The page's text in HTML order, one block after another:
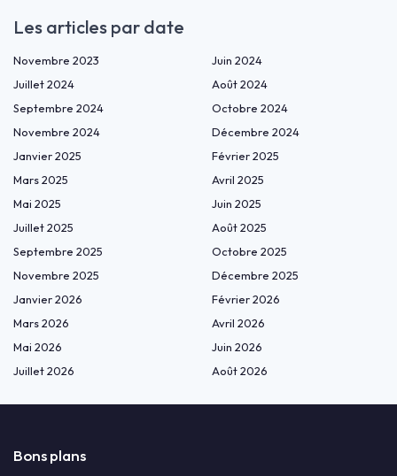
Les articles par date
Novembre 2023
Juin 2024
Juillet 2024
Août 2024
Septembre 2024
Octobre 2024
Novembre 2024
Décembre 2024
Janvier 2025
Février 2025
Mars 2025
Avril 2025
Mai 2025
Juin 2025
Juillet 2025
Août 2025
Septembre 2025
Octobre 2025
Novembre 2025
Décembre 2025
Janvier 2026
Février 2026
Mars 2026
Avril 2026
Mai 2026
Juin 2026
Juillet 2026
Août 2026
Bons plans